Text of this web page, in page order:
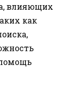
влияющих
как